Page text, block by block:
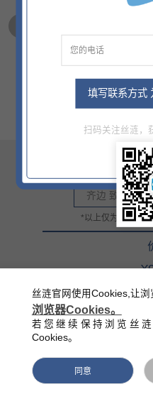
齐边 致荣半皮
*以上仅为部分信
官方零售指导
西藏/新疆/海南/
填写联系方式
扫码关注丝涟，
丝涟官网使用Cookies,让浏
浏览器Cookies。
若您继续保持浏览丝
Cookies。
同意